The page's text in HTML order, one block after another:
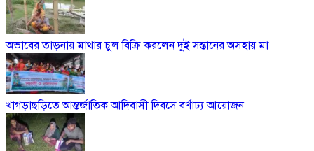
অভাবের তাড়নায় মাথার চুল বিক্রি করলেন দুই সন্তানের অসহায় মা
খাগড়াছড়িতে আন্তর্জাতিক আদিবাসী দিবসে বর্ণাঢ্য আয়োজন